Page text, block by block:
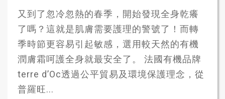
又到了忽冷忽熱的春季，開始發現全身乾癢
了嗎？這就是肌膚需要護理的警號了！而轉
季時節更容易引起敏感，選用較天然的有機
潤膚霜呵護全身就最安全了。 法國有機品牌
terre d’Oc透過公平貿易及環境保護理念，從
普羅旺...